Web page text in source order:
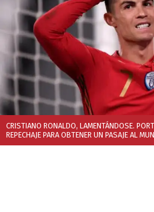
CRISTIANO RONALDO, LAMENTÁNDOSE.
REPECHAJE PARA OBTENER UN PASAJE AL